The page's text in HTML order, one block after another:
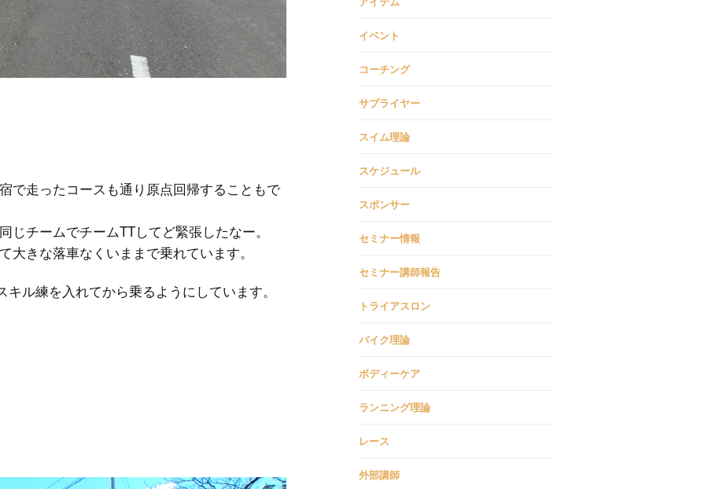
で走ったコースも通り原点回帰することもで
チームでチームTTしてど緊張したなー。
きな落車なくいままで乗れています。
ル練を入れてから乗るようにしています。
イベント
コーチング
サプライヤー
スイム理論
スケジュール
スポンサー
セミナー情報
セミナー講師報告
トライアスロン
バイク理論
ボディーケア
ランニング理論
レース
外部講師